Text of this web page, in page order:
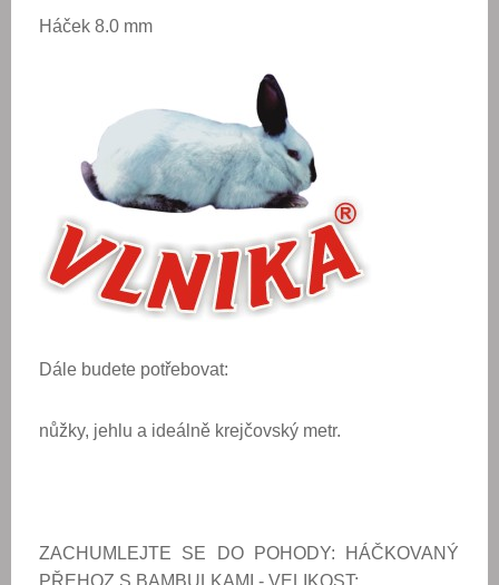
Háček 8.0 mm
Dále budete potřebovat:
nůžky, jehlu a ideálně krejčovský metr.
ZACHUMLEJTE SE DO POHODY: HÁČKOVANÝ
PŘEHOZ S BAMBULKAMI - VELIKOST: